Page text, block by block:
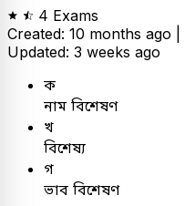
4 Exams
Created: 10 months ago |
Updated: 3 weeks ago
ক
নাম বিশেষণ
খ
বিশেষ্য
গ
ভাব বিশেষণ